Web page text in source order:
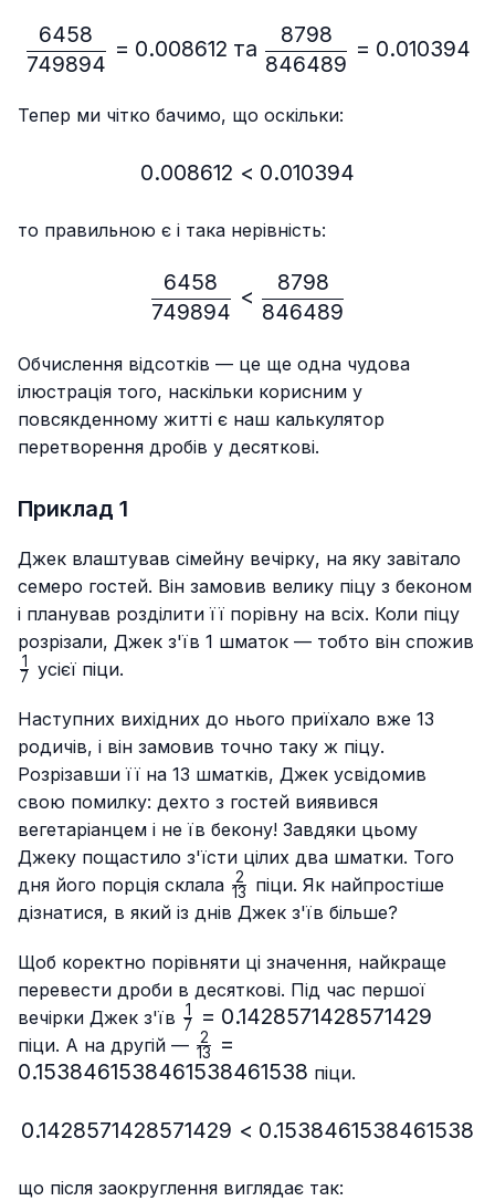
749894
6458
= 0.008612 та
846489
8798
= 0.010394
Тепер ми чітко бачимо, що оскільки:
0.008612 < 0.010394
0.008612 < 0.010394
то правильною є і така нерівність:
\frac{6458}{749894} <
749894
6458
<
846489
8798
Обчислення відсотків — це ще одна чудова
ілюстрація того, наскільки корисним у
повсякденному житті є наш калькулятор
перетворення дробів у десяткові.
Приклад 1
Джек влаштував сімейну вечірку, на яку завітало
семеро гостей. Він замовив велику піцу з беконом
і планував розділити її порівну на всіх. Коли піцу
розрізали, Джек з'їв 1 шматок — тобто він спожив
\frac{1}
7
1 усієї піци.
Наступних вихідних до нього приїхало вже 13
родичів, і він замовив точно таку ж піцу.
Розрізавши її на 13 шматків, Джек усвідомив
свою помилку: дехто з гостей виявився
вегетаріанцем і не їв бекону! Завдяки цьому
Джеку пощастило з'їсти цілих два шматки. Того
дня його порція склала \frac{2}
{13}
13
2
піци. Як найпростіше
дізнатися, в який із днів Джек з'їв більше?
Щоб коректно порівняти ці значення, найкраще
перевести дроби в десяткові. Під час першої
вечірки Джек з'їв \frac{1}
{7}=0.1428571428571429
7
1 = 0.1428571428571429
піци. А на другій — \frac{2}
13
2
=
0.1538461538461538461538 піци.
0.1428571428571429 <
0.1428571428571429 < 0.1538461538461538
що після заокруглення виглядає так: